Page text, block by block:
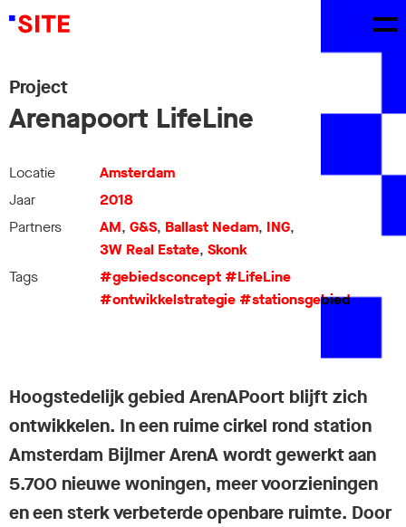
Project
Arenapoort LifeLine
Locatie
Amsterdam
Jaar
2018
Partners
AM, G&S, Ballast Nedam, ING,
3W Real Estate, Skonk
Tags
#gebiedsconcept#LifeLine
#ontwikkelstrategie#stationsgebied
Hoogstedelijk gebied ArenAPoort blijft zich
ontwikkelen. In een ruime cirkel rond station
Amsterdam Bijlmer ArenA wordt gewerkt aan
5.700 nieuwe woningen, meer voorzieningen
en een sterk verbeterde openbare ruimte. Door